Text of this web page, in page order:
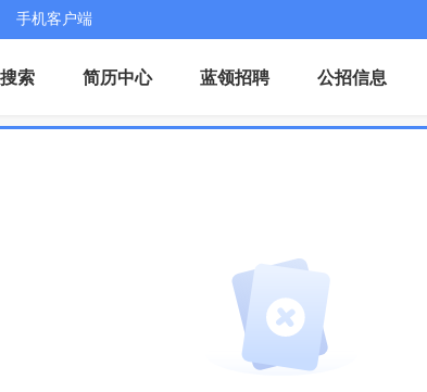
手机客户端
索 简历中心 蓝领招聘 公招信息